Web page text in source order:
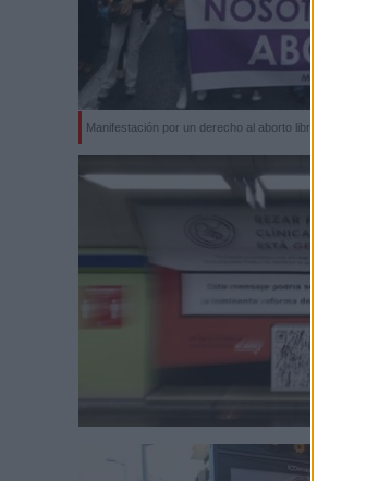
Manifestación por un derecho al aborto libre. Foto: